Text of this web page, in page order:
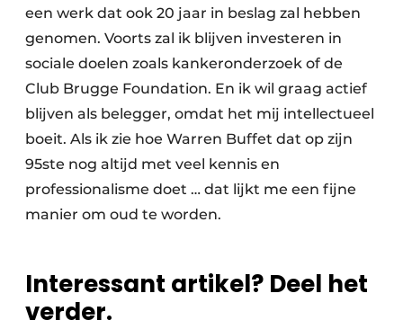
een werk dat ook 20 jaar in beslag zal hebben
genomen. Voorts zal ik blijven investeren in
sociale doelen zoals kankeronderzoek of de
Club Brugge Foundation. En ik wil graag actief
blijven als belegger, omdat het mij intellectueel
boeit. Als ik zie hoe Warren Buffet dat op zijn
95ste nog altijd met veel kennis en
professionalisme doet … dat lijkt me een fijne
manier om oud te worden.
Interessant artikel? Deel het
verder.